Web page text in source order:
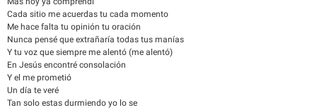
Cada sitio me acuerdas tu cada momento
Me hace falta tu opinión tu oración
Nunca pensé que extrañaría todas tus manías
Y tu voz que siempre me alentó (me alentó)
En Jesús encontré consolación
Y el me prometió
Un día te veré
Tan solo estas durmiendo yo lo se